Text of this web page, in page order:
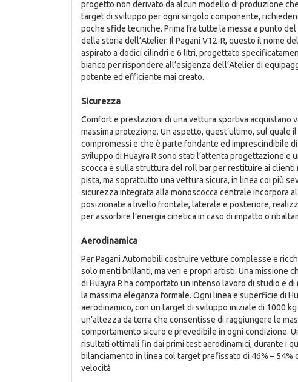
progetto non derivato da alcun modello di produzione
target di sviluppo per ogni singolo componente,
poche sfide tecniche. Prima fra tutte la messa a punto
della storia dell’Atelier. Il Pagani V12-R, questo il nome
aspirato a dodici cilindri e 6 litri, progettato
bianco per rispondere all’esigenza dell’Atelier di
potente ed efficiente mai creato.
Sicurezza
Comfort e prestazioni di una vettura sportiva acquistano
massima protezione. Un aspetto, quest’ultimo, sul quale
compromessi e che è parte fondante ed imprescindibile
sviluppo di Huayra R sono stati l’attenta progettazione e
scocca e sulla struttura del roll bar per restituire ai
pista, ma soprattutto una vettura sicura, in linea coi più
sicurezza integrata alla monoscocca centrale incorpora
posizionate a livello frontale, laterale e posteriore,
per assorbire l’energia cinetica in caso di impatto o
Aerodinamica
Per Pagani Automobili costruire vetture complesse e
solo menti brillanti, ma veri e propri artisti. Una missione
di Huayra R ha comportato un intenso lavoro di studio e
la massima eleganza formale. Ogni linea e superficie di
aerodinamico, con un target di sviluppo iniziale di 1000
un’altezza da terra che consentisse di raggiungere le
comportamento sicuro e prevedibile in ogni condizione.
risultati ottimali fin dai primi test aerodinamici, durante i
bilanciamento in linea col target prefissato di 46% –
velocità